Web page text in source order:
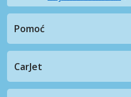
Pomoć
CarJet